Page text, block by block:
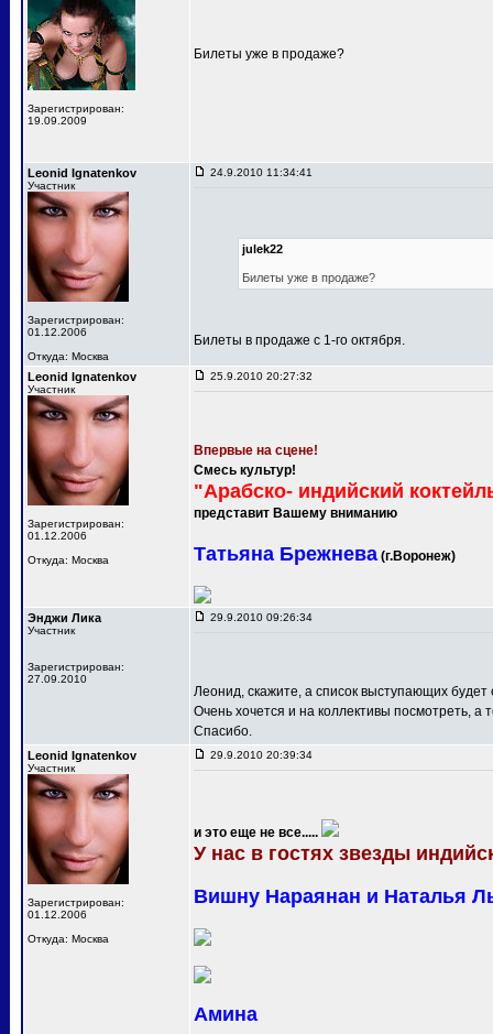
Зарегистрирован:
19.09.2009
Билеты уже в продаже?
Leonid Ignatenkov
Участник
Зарегистрирован:
01.12.2006
Откуда: Москва
24.9.2010 11:34:41
julek22
Билеты уже в продаже?
Билеты в продаже с 1-го октября.
Leonid Ignatenkov
Участник
Зарегистрирован:
01.12.2006
Откуда: Москва
25.9.2010 20:27:32
Впервые на сцене!
Смесь культур!
"Арабско- индийский
представит Вашему вниманию
Татьяна Брежнева (г.Воронеж)
Энджи Лика
Участник
Зарегистрирован:
27.09.2010
29.9.2010 09:26:34
Леонид, скажите, а список выступающих
Очень хочется и на коллективы посмотреть, а
Спасибо.
Leonid Ignatenkov
Участник
Зарегистрирован:
01.12.2006
Откуда: Москва
29.9.2010 20:39:34
и это еще не все.....
У нас в гостях звезды
Вишну Нараянан и Наталья
Амина